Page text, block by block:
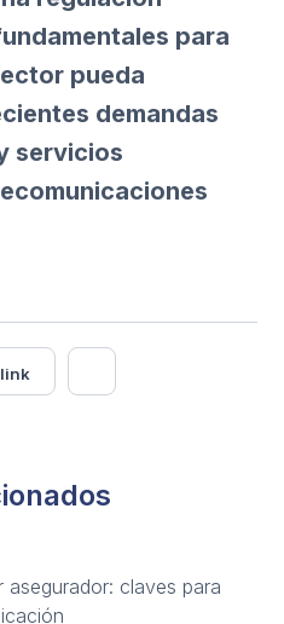
para
pueda
demandas
servicios